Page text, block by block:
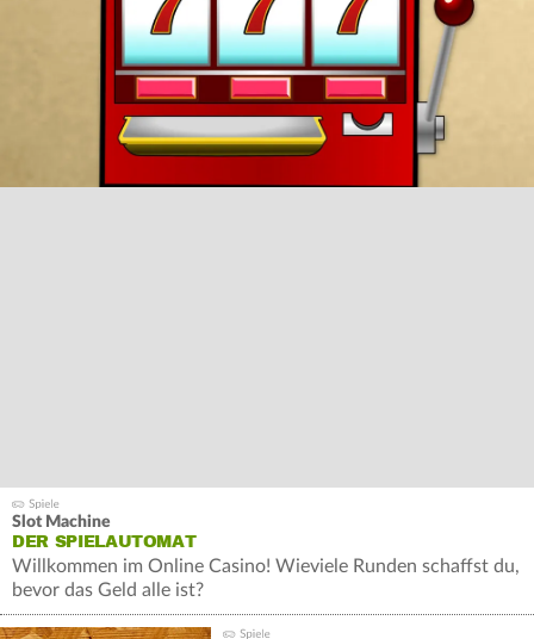
Slot Machine
DER SPIELAUTOMAT
Willkommen im Online Casino! Wieviele Runden schaffst du,
bevor das Geld alle ist?